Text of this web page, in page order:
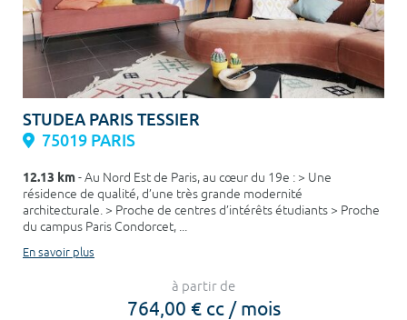
STUDEA PARIS TESSIER
75019 PARIS
12.13 km- Au Nord Est de Paris, au cœur du 19e : > Une
résidence de qualité, d’une très grande modernité
architecturale. > Proche de centres d’intérêts étudiants > Proche
du campus Paris Condorcet, ...
En savoir plus
à partir de
764,00 € cc / mois